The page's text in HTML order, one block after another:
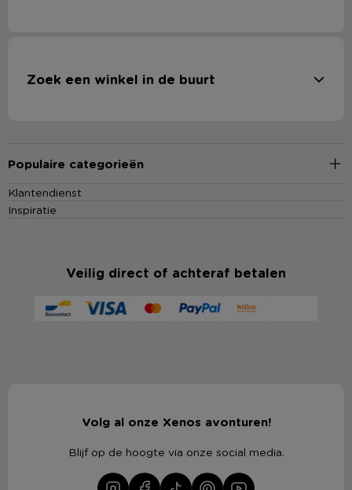
Zoek een winkel in de buurt
Populaire categorieën
Klantendienst
Inspiratie
Veilig direct of achteraf betalen
Volg al onze Xenos avonturen!
Blijf op de hoogte via onze social media.